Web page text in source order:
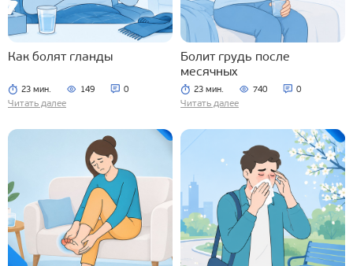
Как болят гланды
23 мин. 149 0
Читать далее
Болит грудь после
месячных
23 мин. 740 0
Читать далее